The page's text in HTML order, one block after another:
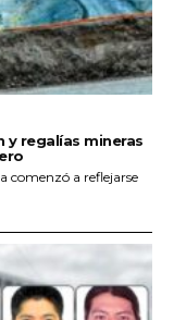
y regalías mineras
comenzó a reflejarse